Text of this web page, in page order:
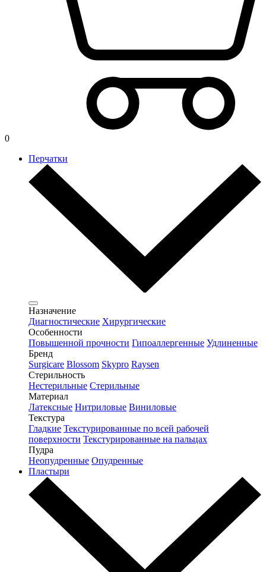
0
Перчатки
Назначение
Диагностические Хирургические
Особенности
Повышенной прочности Гипоаллергенные Удлиненные
Бренд
Surgicare Blossom Skypro Raysen
Стерильность
Нестерильные Стерильные
Материал
Латексные Нитриловые Виниловые
Текстура
Гладкие Текстурированные по всей рабочей
поверхности Текстурированные на пальцах
Пудра
Неопудренные Опудренные
Пластыри